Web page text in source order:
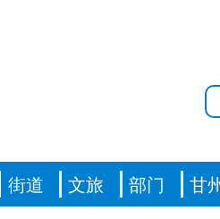
街道 文旅 部门 甘